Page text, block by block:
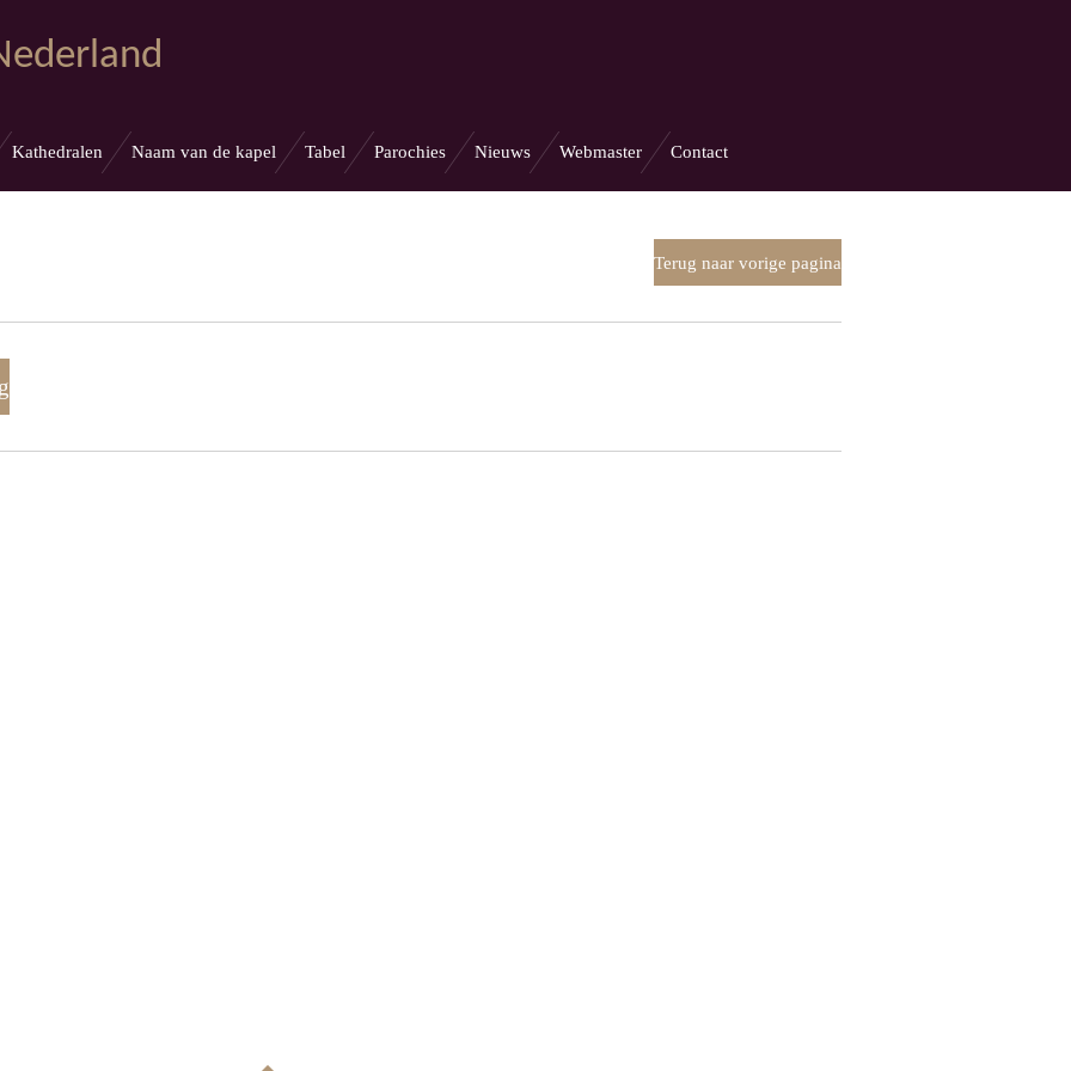
Kathedralen Naam van de kapel Tabel Parochies Nieuws Webmaster Contact
Terug naar vorige pagina